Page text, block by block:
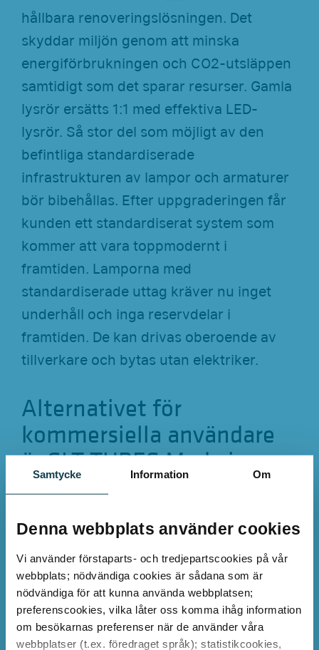
Samtycke Information Om
Denna webbplats använder cookies
Vi använder förstaparts- och tredjepartscookies på vår
webbplats; nödvändiga cookies är sådana som är
nödvändiga för att kunna använda webbplatsen;
preferenscookies, vilka låter oss komma ihåg information
om besökarnas preferenser när de använder våra
webbplatser (t.ex. föredraget språk); statistikcookies,
hållbara renoveringslösningen. Det
skyddar miljön genom att minska
energiförbrukningen och CO2-utsläppen
samtidigt som det sparar resurser. Gamla
lysrör ersätts 1:1 med effektiva LED-
lysrör. Så stor del som möjligt av den
befintliga standardiserade
infrastrukturen av lampor och armaturer
bör bibehållas. Efter uppgraderingen får
kunden ett standardiserat system som
kommer att vara toppmodernt i
framtiden. Lamporna med
standardiserade uttag kräver nu inget
underhåll och inga reservdelar i
framtiden. De kan drivas oberoende av
tillverkare och bytas utan elektriker.
Alternativet för
kommersiella användare
är GLT TUBES Made in
Germany
GLT TUBEs från German LED Tech har
utvecklats speciellt som LED-retrofit för
kommersiellt bruk. De är högkvalitativa
och hållbara LED-lysrör för T5/G5 och
T8/G13 uttag. De är gjorda av aluminium,
är 100 % splitterfria, har en integrerad